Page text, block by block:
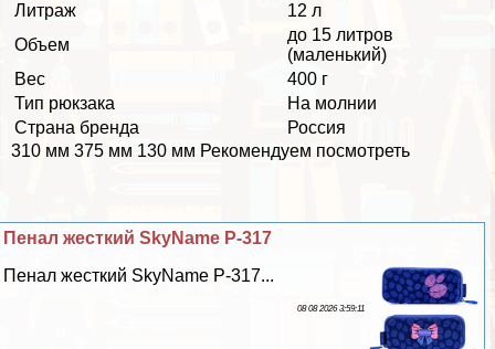
Литраж
12 л
Объем
до 15 литров
(маленький)
Вес
400 г
Тип рюкзака
На молнии
Страна бренда
Россия
310 мм 375 мм 130 мм Рекомендуем посмотреть
Пенал жесткий SkyName P-317
Пенал жесткий SkyName P-317...
08 08 2026 3:59:11